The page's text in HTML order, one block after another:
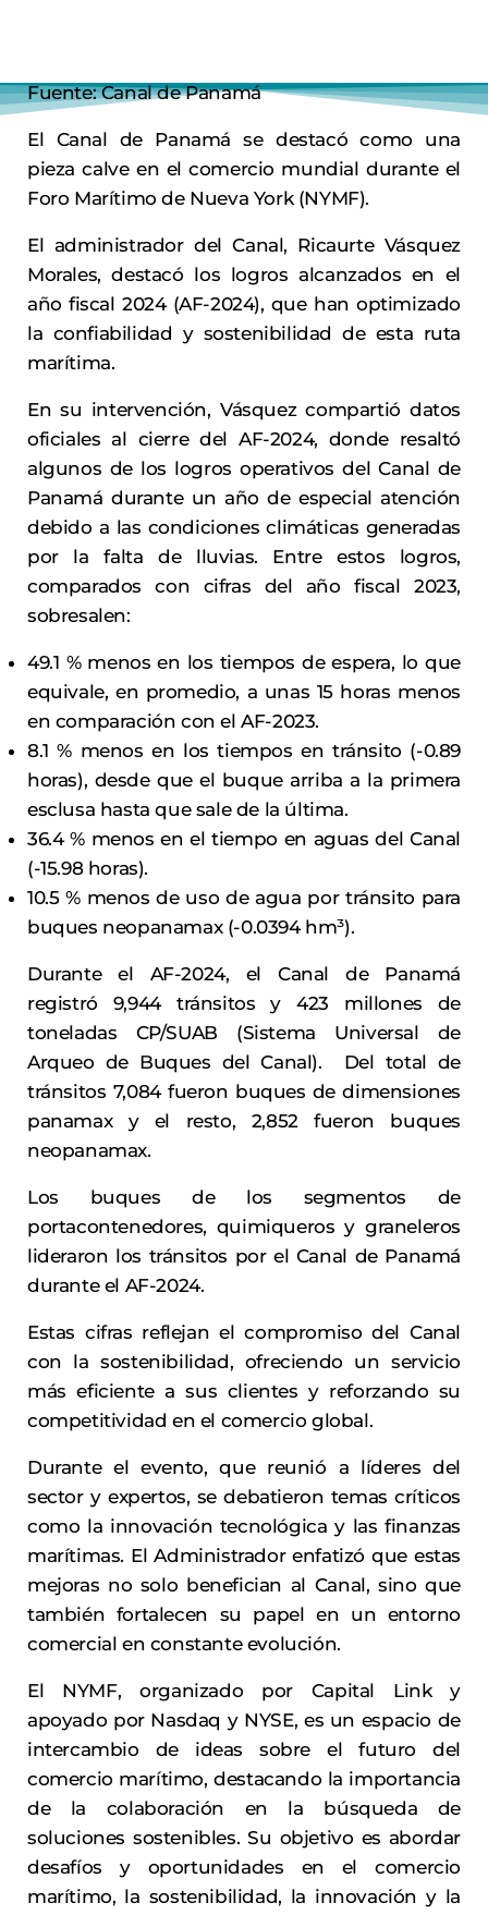
Fuente: Canal de Panamá
El Canal de Panamá se destacó como una
pieza calve en el comercio mundial durante el
Foro Marítimo de Nueva York (NYMF).
El administrador del Canal, Ricaurte Vásquez
Morales, destacó los logros alcanzados en el
año fiscal 2024 (AF-2024), que han optimizado
la confiabilidad y sostenibilidad de esta ruta
marítima.
En su intervención, Vásquez compartió datos
oficiales al cierre del AF-2024, donde resaltó
algunos de los logros operativos del Canal de
Panamá durante un año de especial atención
debido a las condiciones climáticas generadas
por la falta de lluvias. Entre estos logros,
comparados con cifras del año fiscal 2023,
sobresalen:
49.1 % menos en los tiempos de espera, lo que
equivale, en promedio, a unas 15 horas menos
en comparación con el AF-2023.
8.1 % menos en los tiempos en tránsito (-0.89
horas), desde que el buque arriba a la primera
esclusa hasta que sale de la última.
36.4 % menos en el tiempo en aguas del Canal
(-15.98 horas).
10.5 % menos de uso de agua por tránsito para
buques neopanamax (-0.0394 hm³).
Durante el AF-2024, el Canal de Panamá
registró 9,944 tránsitos y 423 millones de
toneladas CP/SUAB (Sistema Universal de
Arqueo de Buques del Canal). Del total de
tránsitos 7,084 fueron buques de dimensiones
panamax y el resto, 2,852 fueron buques
neopanamax.
Los buques de los segmentos de
portacontenedores, quimiqueros y graneleros
lideraron los tránsitos por el Canal de Panamá
durante el AF-2024.
Estas cifras reflejan el compromiso del Canal
con la sostenibilidad, ofreciendo un servicio
más eficiente a sus clientes y reforzando su
competitividad en el comercio global.
Durante el evento, que reunió a líderes del
sector y expertos, se debatieron temas críticos
como la innovación tecnológica y las finanzas
marítimas. El Administrador enfatizó que estas
mejoras no solo benefician al Canal, sino que
también fortalecen su papel en un entorno
comercial en constante evolución.
El NYMF, organizado por Capital Link y
apoyado por Nasdaq y NYSE, es un espacio de
intercambio de ideas sobre el futuro del
comercio marítimo, destacando la importancia
de la colaboración en la búsqueda de
soluciones sostenibles. Su objetivo es abordar
desafíos y oportunidades en el comercio
marítimo, la sostenibilidad, la innovación y la